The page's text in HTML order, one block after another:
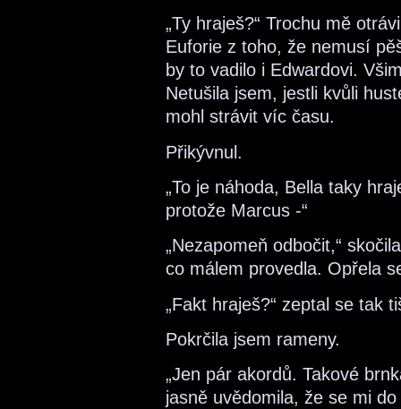
„Ty hraješ?“ Trochu mě
Euforie z toho, že nemusí
by to vadilo i Edwardovi.
Netušila jsem, jestli kvůli
mohl strávit víc času.
Přikývnul.
„To je náhoda, Bella taky
protože Marcus -“
„Nezapomeň odbočit,“
co málem provedla. Opřela
„Fakt hraješ?“ zeptal se tak
Pokrčila jsem rameny.
„Jen pár akordů. Takové
jasně uvědomila, že se mi